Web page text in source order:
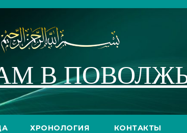
В
ХРОНОЛОГИЯ КОНТАКТЫ